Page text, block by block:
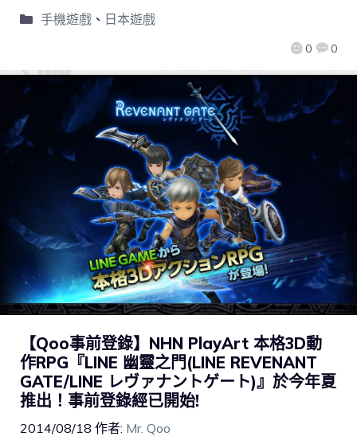
0 0
手機遊戲、 日本遊戲
【Qoo事前登錄】NHN PlayArt 本格3D動
作RPG『LINE 幽靈之門(LINE REVENANT
GATE/LINE レヴァナントゲート)』於今年夏
推出！事前登錄經已開始!
2014/08/18 作者: Mr. Qoo